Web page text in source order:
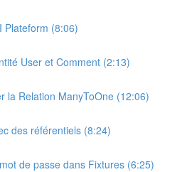
Plateform (8:06)
User et Comment (2:13)
la Relation ManyToOne (12:06)
des référentiels (8:24)
de passe dans Fixtures (6:25)